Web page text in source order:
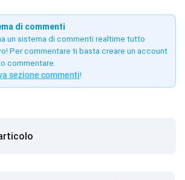
di commenti
un sistema di commenti realtime tutto
Per commentare ti basta creare un account
commentare.
sezione commenti!